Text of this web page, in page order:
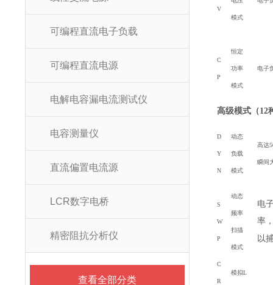
可编程直流电子负载
可编程直流电源
电解电容漏电流测试仪
电容测量仪
直流偏置电流源
LCR数字电桥
精密阻抗分析仪
查看全部分类
V
模式
C
P
恒定
功率
模式
电子
高级模式（12
D
Y
N
动态
负载
模式
高达
瞬间
S
W
P
动态
频率
扫描
模式
电
率
以
C
R
模拟L